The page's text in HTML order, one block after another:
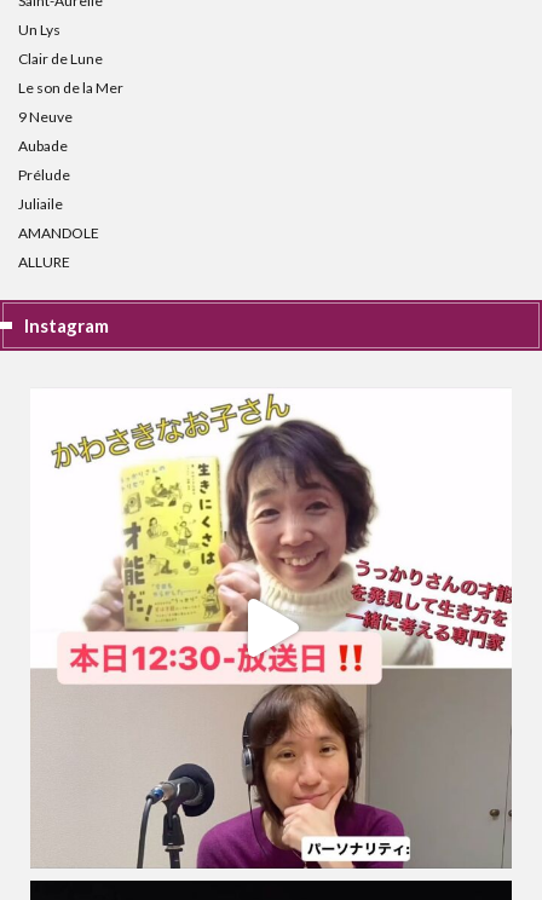
Un Lys
Clair de Lune
Le son de la Mer
9 Neuve
Aubade
Prélude
Juliaile
AMANDOLE
ALLURE
Instagram